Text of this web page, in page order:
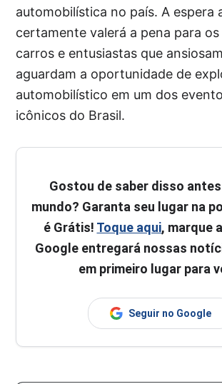
automobilística no país. A espera
certamente valerá a pena para
carros e entusiastas que
aguardam a oportunidade de
automobilístico em um dos
icônicos do Brasil.
Gostou de saber disso
mundo? Garanta seu lugar na
é Grátis! Toque aqui, marque
Google entregará nossas
em primeiro lugar para
Seguir no Google